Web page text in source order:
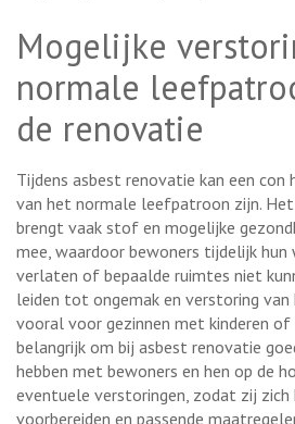
Mogelijke
normale
de renovatie
Tijdens asbest renovatie kan een
van het normale leefpatroon zijn.
brengt vaak stof en mogelijke
mee, waardoor bewoners tijdelijk hun
verlaten of bepaalde ruimtes niet
leiden tot ongemak en verstoring
vooral voor gezinnen met kinderen of
belangrijk om bij asbest renovatie
hebben met bewoners en hen op de
eventuele verstoringen, zodat zij zich
voorbereiden en passende